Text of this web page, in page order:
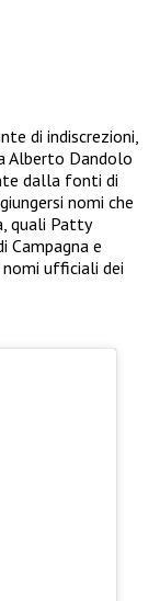
di indiscrezioni,
Alberto Dandolo
dalla fonti di
nomi che
quali Patty
Campagna e
ufficiali dei